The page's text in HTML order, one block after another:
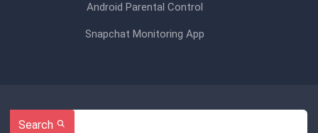
Android Parental Control
Snapchat Monitoring App